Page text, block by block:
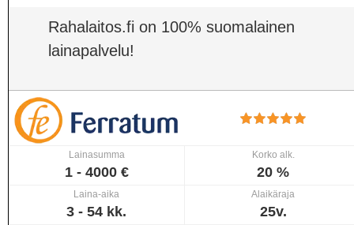
Rahalaitos.fi on 100% suomalainen
lainapalvelu!
Lainasumma
1 - 4000 €
Korko alk.
20 %
Laina-aika
3 - 54 kk.
Alaikäraja
25v.